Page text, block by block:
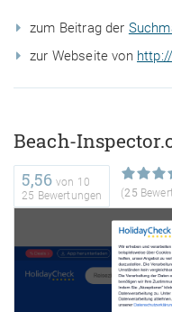
zum Beitrag der
zur Webseite von
Beach-
5,56 von 10
25 Bewertungen
(25